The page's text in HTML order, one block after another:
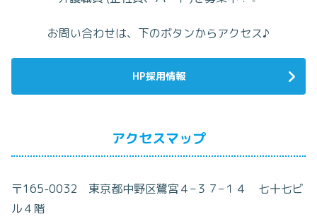
お問い合わせは、 下のボタンからアクセス♪
HP採用情報
アクセスマップ
〒165-0032 東京都中野区鷺宮４–３７–１４ 七十七ビ
ル４階